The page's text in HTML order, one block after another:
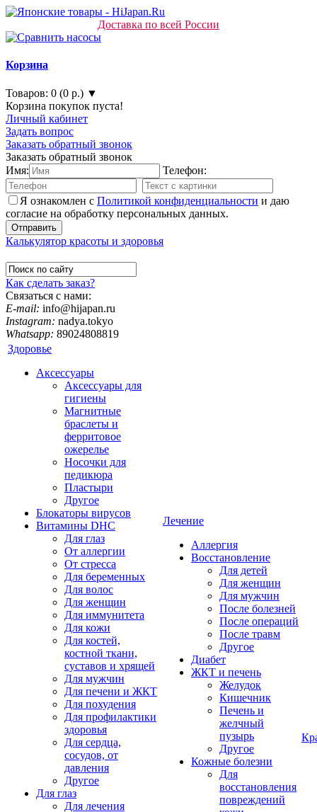
Доставка по всей России
Корзина
Товаров: 0 (0 р.) ▼
Корзина покупок пуста!
Личный кабинет
Задать вопрос
Заказать обратный звонок
Заказать обратный звонок
Имя:
Телефон:
Я ознакомлен с Политикой конфиденциальности и даю
согласие на обработку персональных данных.
Калькулятор красоты и здоровья
Как сделать заказ?
Связаться с нами:
E-mail: info@hijapan.ru
Instagram: nadya.tokyo
Whatsapp: 89024808819
Здоровье
Аксессуары
Аксессуары для
гигиены
Магнитные
браслеты и
ферритовое
ожерелье
Носочки для
педикюра
Пластыри
Другое
Блокаторы вирусов
Витамины DHC
Для глаз
От аллергии
От стресса
Для беременных
Для волос
Для женщин
Для иммунитета
Для кожи
Для костей,
костной ткани,
суставов и хрящей
Для мужчин
Для печени и ЖКТ
Для похудения
Для профилактики
здоровья
Для сердца,
сосудов, от
давления
Другое
Для глаз
Для лечения
Лечение
Аллергия
Восстановление
Для детей
Для женщин
Для мужчин
После болезней
После операций
После травм
Другое
Диабет
ЖКТ и печень
Желудок
Кишечник
Печень и
желчный
пузырь
Другое
Кожные болезни
Для
восстановления
повреждений